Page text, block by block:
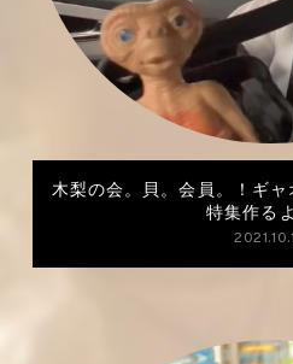
木梨の会。貝。会員。！ギ
特集作る